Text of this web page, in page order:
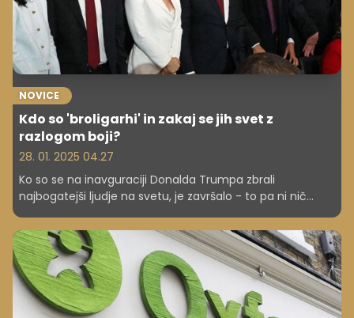
NOVICE
Kdo so 'broligarhi' in zakaj se jih svet z
razlogom boji?
28. 01. 2025 04.27
Ko so se na inavguraciji Donalda Trumpa zbrali
najbogatejši ljudje na svetu, je završalo - to pa ni nič